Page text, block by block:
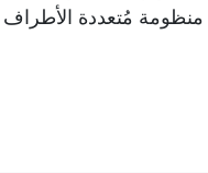
منظومة مُتعددة الأطراف